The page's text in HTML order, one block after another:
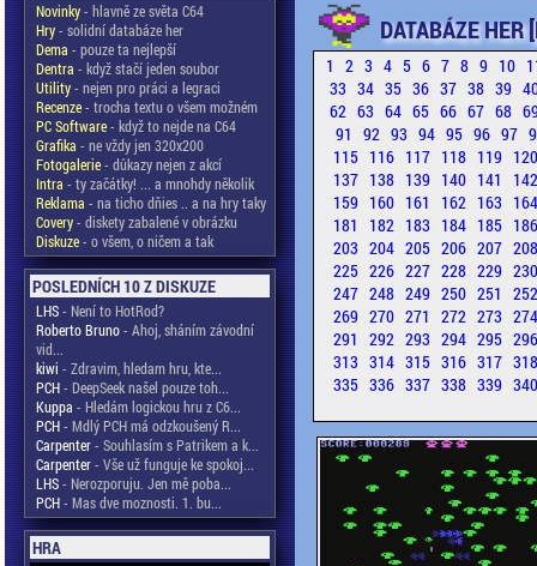
Novinky- hlavně ze světa C64
Hry- solidní databáze her
Dema - pouze ta nejlepší
Dentra - když stačí jeden soubor
Utility- nejen pro práci a legraci
Recenze- trocha textu o všem možném
PC Software- když to nejde na C64
Grafika - ne vždy jen 320x200
Fotogalerie- důkazy nejen z akcí
Intra - ty začátky! ... a mnohdy několik
Reklama - na ticho dňies .. a na hry taky
Covery- diskety zabalené v obrázku
Diskuze- o všem, o ničem a tak
POSLEDNÍCH 10 Z DISKUZE
LHS- Není to HotRod?
Roberto Bruno- Ahoj, sháním závodní
vid...
kiwi - Zdravim, hledam hru, kte...
PCH- DeepSeek našel pouze toh...
Kuppa - Hledám logickou hru z C6...
PCH- Mdlý PCH má odzkoušený R...
Carpenter- Souhlasím s Patrikem a k...
Carpenter- Vše už funguje ke spokoj...
LHS- Nerozporuju. Jen mě poba...
PCH- Mas dve moznosti. 1. bu...
HRA
DATABÁZE
1 2 3 4 5 6 7 8 9 10
33 34 35 36 37 38 39
62 63 64 65 66 67 68
91 92 93 94 95 96 97
115 116 117 118 119
137 138 139 140 141
159 160 161 162 163
181
182 183 184 185
203 204 205 206 207
225 226 227 228 229
247 248 249 250 251
269 270 271 272 273
291 292 293 294 295
313 314 315 316 317
335 336 337 338 339